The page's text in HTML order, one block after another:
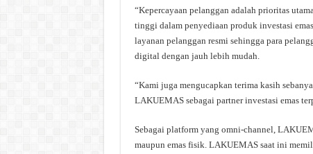
“Kepercayaan pelanggan adalah prioritas
tinggi dalam penyediaan produk investasi
layanan pelanggan resmi sehingga para
digital dengan jauh lebih mudah.
“Kami juga mengucapkan terima kasih
LAKUEMAS sebagai partner investasi emas
Sebagai platform yang omni-channel,
maupun emas fisik. LAKUEMAS saat ini